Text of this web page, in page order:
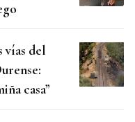
vías del
casa”